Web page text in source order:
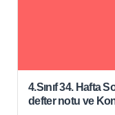
4.Sınıf 34. Hafta
defter notu ve